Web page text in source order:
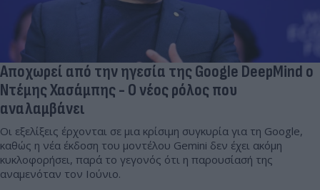
Αποχωρεί από την ηγεσία της Google DeepMind ο
Ντέμης Χασάμπης - Ο νέος ρόλος που
αναλαμβάνει
Οι εξελίξεις έρχονται σε μια κρίσιμη συγκυρία για τη Google,
καθώς η νέα έκδοση του μοντέλου Gemini δεν έχει ακόμη
κυκλοφορήσει, παρά το γεγονός ότι η παρουσίασή της
αναμενόταν τον Ιούνιο.